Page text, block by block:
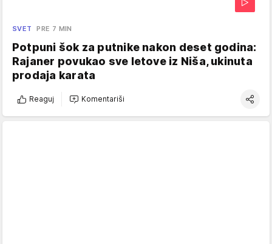
SVET PRE 7 MIN
Potpuni šok za putnike nakon deset godina:
Rajaner povukao sve letove iz Niša, ukinuta
prodaja karata
Reaguj Komentariši